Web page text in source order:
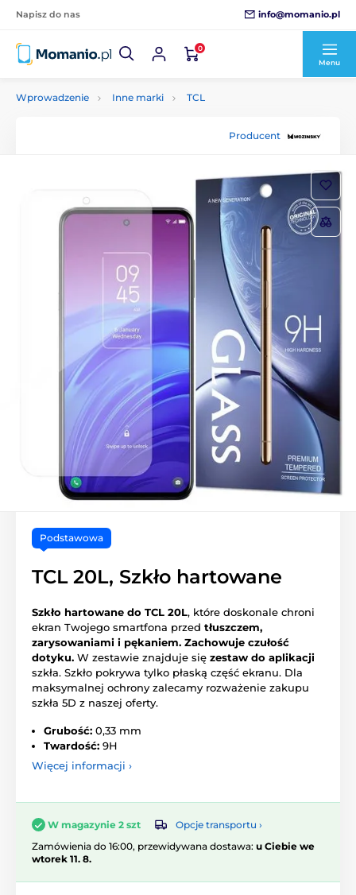
Napisz do nas info@momanio.pl
0
Menu
Wprowadzenie Inne marki TCL
Producent
Podstawowa
TCL 20L, Szkło hartowane
Szkło hartowane do TCL 20L, które doskonale chroni
ekran Twojego smartfona przed tłuszczem,
zarysowaniami i pękaniem. Zachowuje czułość
dotyku. W zestawie znajduje się zestaw do aplikacji
szkła. Szkło pokrywa tylko płaską część ekranu. Dla
maksymalnej ochrony zalecamy rozważenie zakupu
szkła 5D z naszej oferty.
Grubość: 0,33 mm
Twardość: 9H
Więcej informacji ›
W magazynie 2 szt
Opcje transportu ›
Zamówienia do 16:00, przewidywana dostawa: u Ciebie we
wtorek 11. 8.